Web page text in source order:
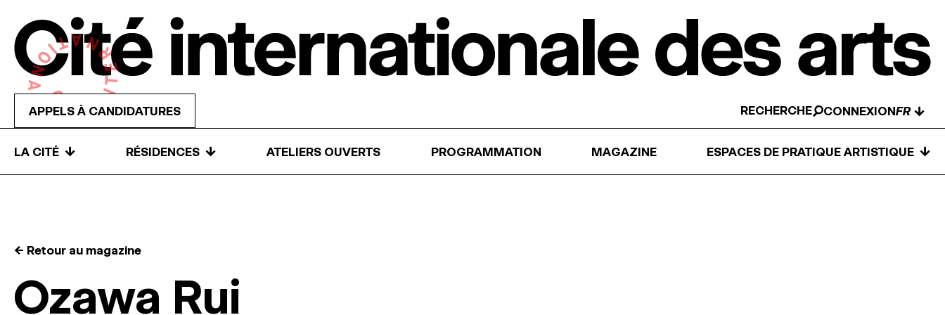
APPELS À CANDIDATURES RECHERCHE CONNEXION ↓
LA CITÉ ↓ RÉSIDENCES ↓ ATELIERS OUVERTS PROGRAMMATION MAGAZINE ESPACES DE PRATIQUE ARTISTIQUE ↓
← Retour au magazine
Ozawa Rui